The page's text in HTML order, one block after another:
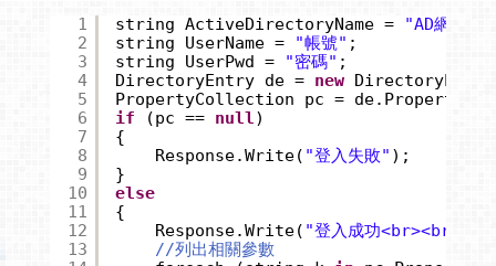
1
2
3
4
5
6
7
8
9
10
11
12
13
string ActiveDirectoryName =
"AD網址或
string UserName =
"帳號" ;
string UserPwd =
"密碼" ;
DirectoryEntry de = new
PropertyCollection pc = de.Properties;
if
(pc == null)
{
Response.Write( "登入失敗" );
}
else
{
Response.Write( "登入成功<br><br>"
//列出相關參數